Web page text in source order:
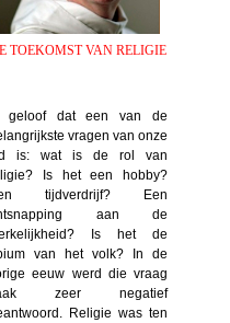
TOEKOMST VAN RELIGIE
geloof dat een van de
vragen van onze
is: wat is de rol van
Is het een hobby?
tijdverdrijf? Een
aan de
Is het de
van het volk? In de
eeuw werd die vraag
zeer negatief
Religie was ten